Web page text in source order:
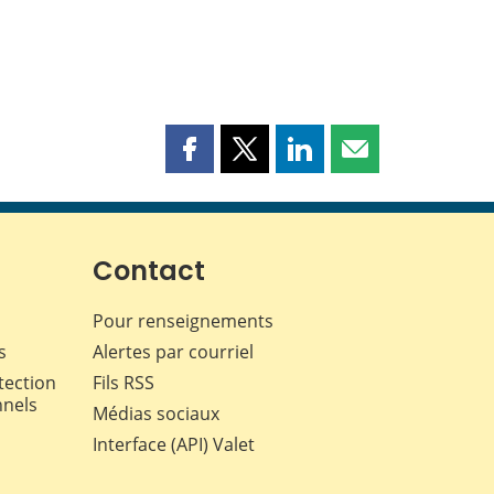
Partager
page
Facebook
Partager
page
Partager
page
Partager
page
Contact
Pour renseignements
Alertes par courriel
Fils RSS
Médias sociaux
Interface (API) Valet